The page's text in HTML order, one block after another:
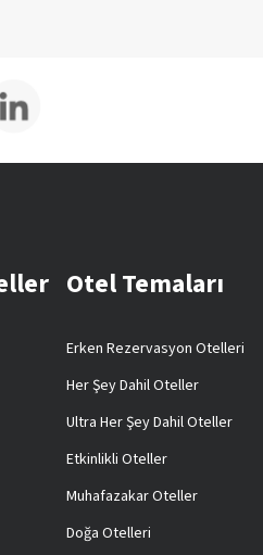
Otel Temaları
Erken Rezervasyon Otelleri
Her Şey Dahil Oteller
Ultra Her Şey Dahil Oteller
Etkinlikli Oteller
Muhafazakar Oteller
Doğa Otelleri